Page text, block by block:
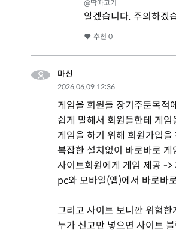
@딱따고기
알겠습니다. 주의하겠
추천 0
마신
2026.06.09 12:36
게임을 회원들 장기주둔목적
쉽게 말해서 회원들한테 게
게임을 하기 위해 회원가입
복잡한 설치없이 바로바로
사이트회원에게 게임 제공 -
pc와 모바일(앱)에서 바로바
그리고 사이트 보니깐 위험
누가 신고만 넣으면 사이트